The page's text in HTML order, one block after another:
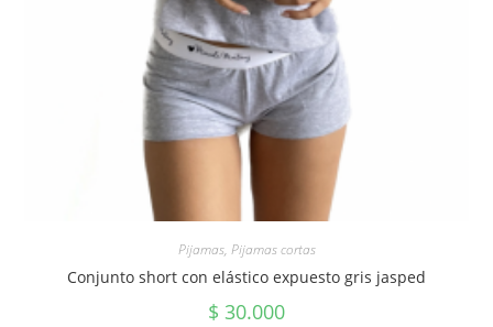
Pijamas, Pijamas cortas
Conjunto short con elástico expuesto gris jasped
$ 30.000